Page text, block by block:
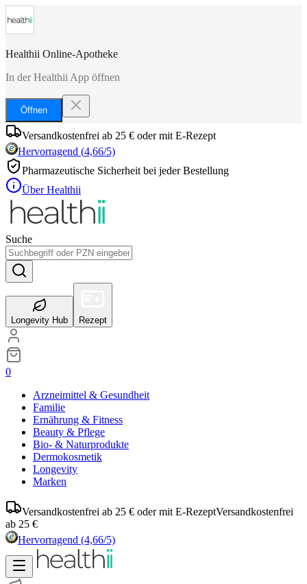
Healthii Online-Apotheke
In der Healthii App öffnen
Öffnen
Versandkostenfrei ab 25 € oder mit E-Rezept
Hervorragend (4,66/5)
Pharmazeutische Sicherheit bei jeder Bestellung
Über Healthii
Suche
Longevity Hub Rezept
0
Arzneimittel & Gesundheit
Familie
Ernährung & Fitness
Beauty & Pflege
Bio- & Naturprodukte
Dermokosmetik
Longevity
Marken
Versandkostenfrei ab 25 € oder mit E-RezeptVersandkostenfrei
ab 25 €
Hervorragend (4,66/5)